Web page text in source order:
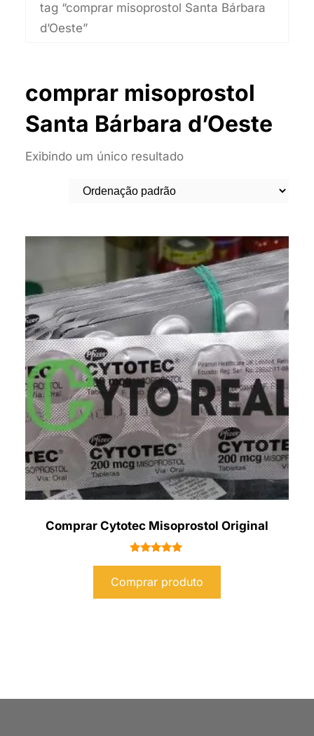
tag “comprar misoprostol Santa Bárbara
d’Oeste”
comprar misoprostol
Santa Bárbara d’Oeste
Exibindo um único resultado
Comprar Cytotec Misoprostol Original
de 5
Comprar produto